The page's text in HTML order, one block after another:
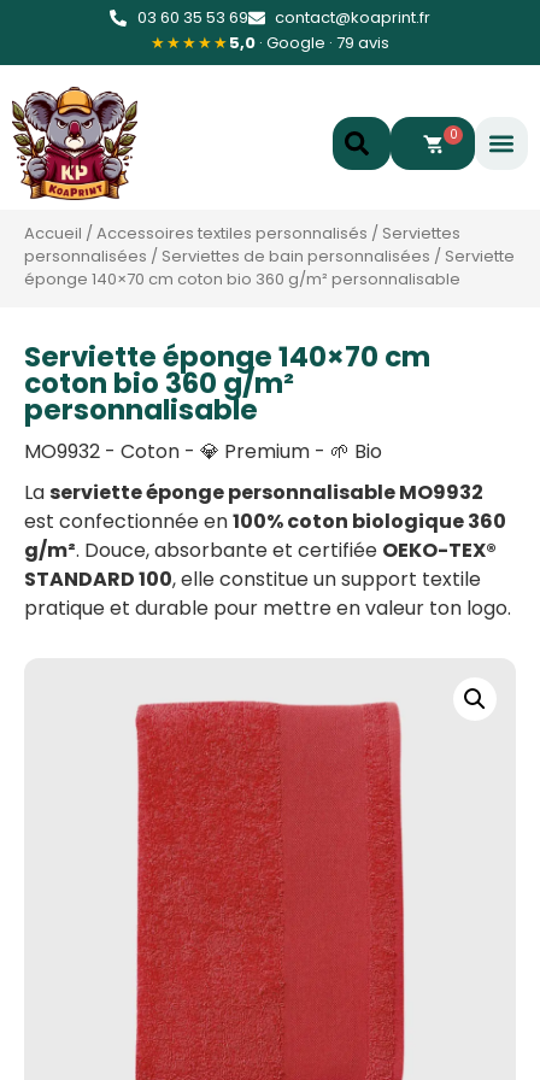
03 60 35 53 69
contact@koaprint.fr
★★★★★5,0 · Google · 79 avis
0
Accueil /Accessoires textiles personnalisés / Serviettes
personnalisées / Serviettes de bain personnalisées / Serviette
éponge 140×70 cm coton bio 360 g/m² personnalisable
Serviette éponge 140×70 cm
coton bio 360 g/m²
personnalisable
MO9932 - Coton - 💎 Premium - 🌱 Bio
Laserviette éponge personnalisable MO9932
est confectionnée en100% coton biologique 360
g/m². Douce, absorbante et certifiée OEKO-TEX®
STANDARD 100, elle constitue un support textile
pratique et durable pour mettre en valeur ton logo.